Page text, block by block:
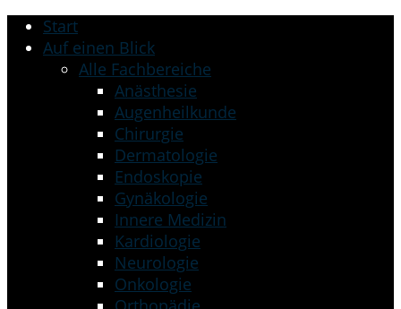
Start
Auf einen Blick
Alle Fachbereiche
Anästhesie
Augenheilkunde
Chirurgie
Dermatologie
Endoskopie
Gynäkologie
Innere Medizin
Kardiologie
Neurologie
Onkologie